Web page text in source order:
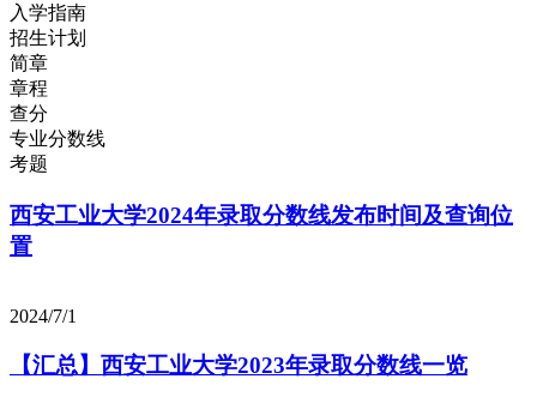
入学指南
招生计划
简章
章程
查分
专业分数线
考题
西安工业大学2024年录取分数线发布时间及查询位
置
2024/7/1
【汇总】西安工业大学2023年录取分数线一览